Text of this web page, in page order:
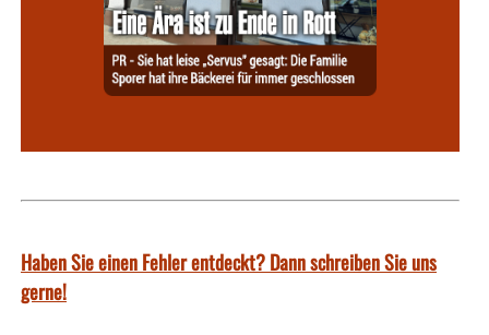
Haben Sie einen Fehler entdeckt? Dann schreiben Sie uns
gerne!